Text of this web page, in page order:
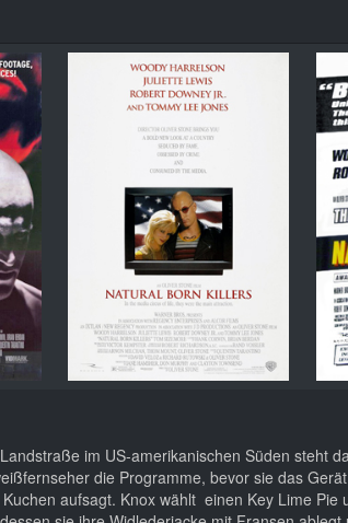
im US-amerikanischen Süden steht
die Programme, bevor sie das
aufsagt. Knox wählt einen Key Lime